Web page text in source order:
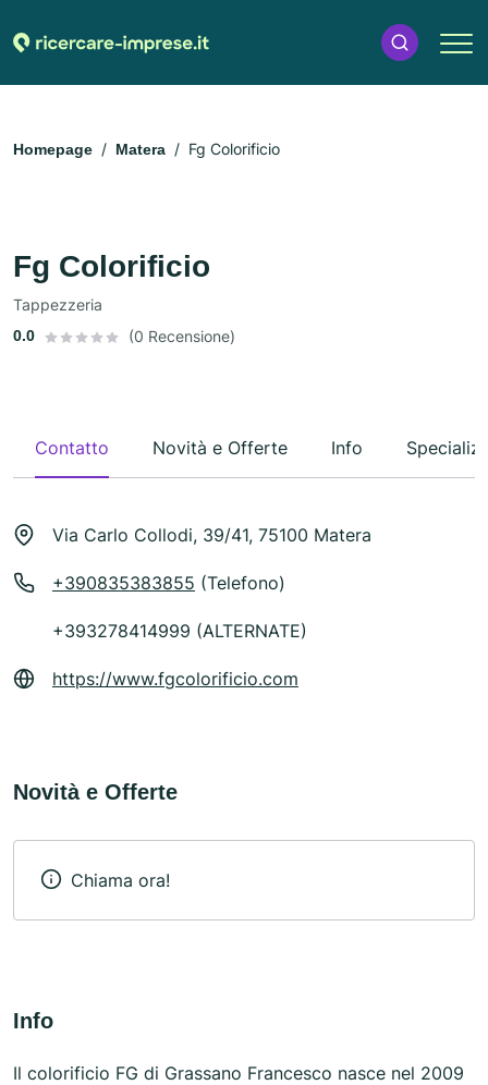
Homepage Matera Fg Colorificio
Fg Colorificio
Tappezzeria
0.0 (0 Recensione)
Contatto Novità e Offerte Info
Via Carlo Collodi, 39/41, 75100 Matera
+390835383855 (Telefono)
+393278414999 (ALTERNATE)
https://www.fgcolorificio.com
Novità e Offerte
Chiama ora!
Info
Il colorificio FG di Grassano Francesco nasce nel 2009